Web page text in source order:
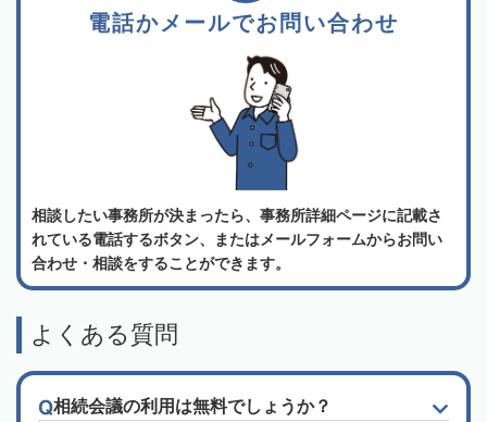
電話かメールでお問い合わせ
相談したい事務所が決まったら、事務所詳細ページに記載さ
れている電話するボタン、またはメールフォームからお問い
合わせ・相談をすることができます。
よくある質問
相続会議の利用は無料でしょうか？